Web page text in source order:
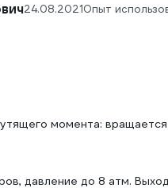
24.08.2021Опыт
момента:
давление до 8 атм.